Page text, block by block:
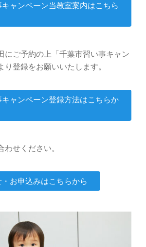
ャンペーン当教室案内はこちら
にご予約の上「千葉市習い事キャン
り登録をお願いいたします。
ャンペーン登録方法はこちらか
せください。
お申込みはこちらから